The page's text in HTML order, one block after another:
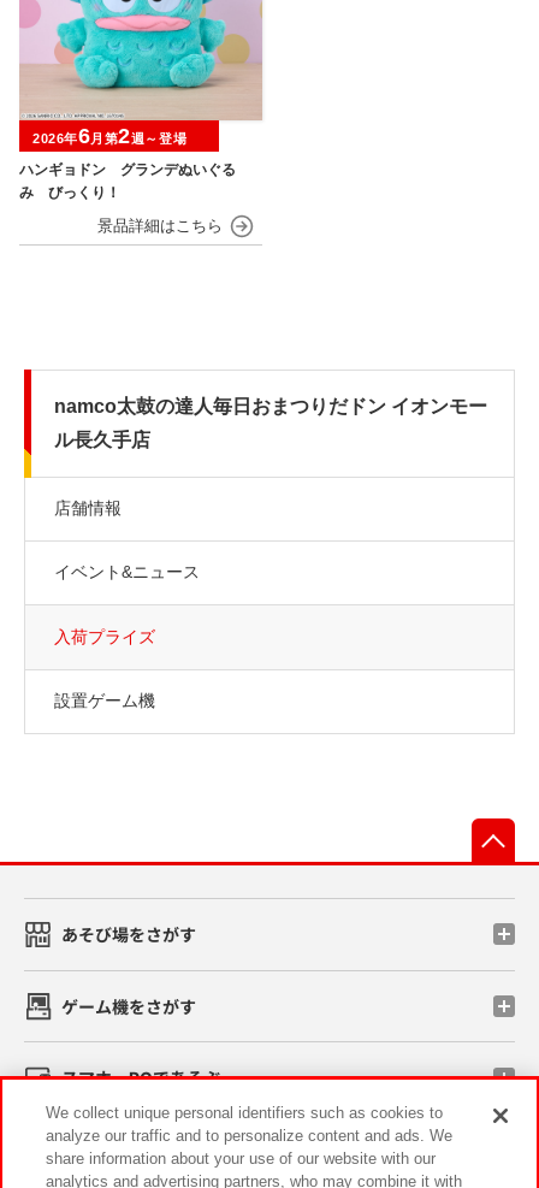
ハンギョドン グランデぬいぐる
み びっくり！
2026年6月第2週～登場
namco太鼓の達人毎日おまつりだドン イオンモー
ル長久手店
店舗情報
イベント&ニュース
入荷プライズ
設置ゲーム機
あそび場をさがす
ゲーム機をさがす
スマホ・PCであそぶ
イベント・キャンペーン
We collect unique personal identifiers such as cookies to
analyze our traffic and to personalize content and ads. We
share information about your use of our website with our
analytics and advertising partners, who may combine it with